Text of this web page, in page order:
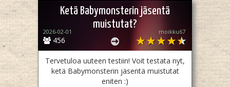
Ketä Babymonsterin jäsentä
muistutat?
456
2026-02-01 moikku67
Tervetuloa uuteen testiin! Voit testata nyt,
ketä Babymonsterin jäsentä muistutat
eniten :)